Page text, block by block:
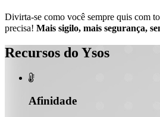
Divirta-se como você sempre quis com
precisa! Mais sigilo, mais segurança,
Recursos do Ysos

Afinidade